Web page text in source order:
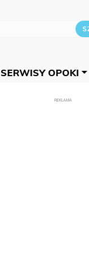
SERWISY OPOKI
REKLAMA